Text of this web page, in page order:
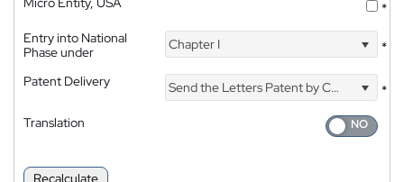
*
Entry into National
Phase under
Chapter I *
Patent Delivery Send the Letters Patent by Courier
*
Translation
Recalculate